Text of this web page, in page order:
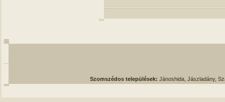
Szomszédos települések: Jánoshida, Jászladány,